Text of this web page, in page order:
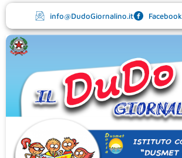
contenuto
info@DudoGiornalino.it Facebook